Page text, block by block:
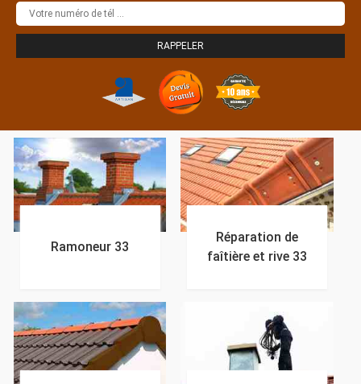
Ramoneur 33
Réparation de
faîtière et rive 33